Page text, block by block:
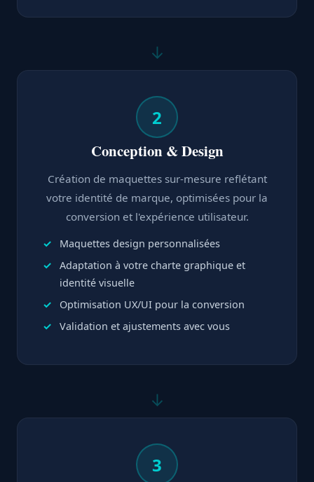
↓
2
Conception & Design
Création de maquettes sur-mesure reflétant
votre identité de marque, optimisées pour la
conversion et l'expérience utilisateur.
Maquettes design personnalisées
Adaptation à votre charte graphique et
identité visuelle
Optimisation UX/UI pour la conversion
Validation et ajustements avec vous
↓
3